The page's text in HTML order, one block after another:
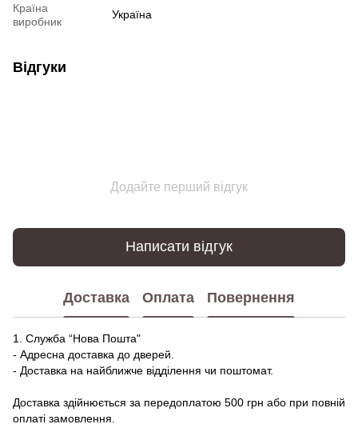
Країна
виробник
Україна
Відгуки
Додайте перший відгук
Написати відгук
Доставка Оплата Повернення
1. Служба “Нова Пошта"
- Адресна доставка до дверей.
- Доставка на найближче відділення чи поштомат.
Доставка здійнюється за передоплатою 500 грн або при повній
оплаті замовлення.